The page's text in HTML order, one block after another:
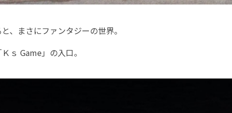
、まさにファンタジーの世界。
ｓ Game」の入口。